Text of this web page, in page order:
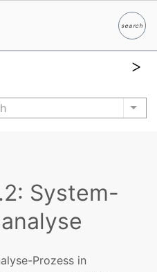
search
Suche
List
System-
Prozess in